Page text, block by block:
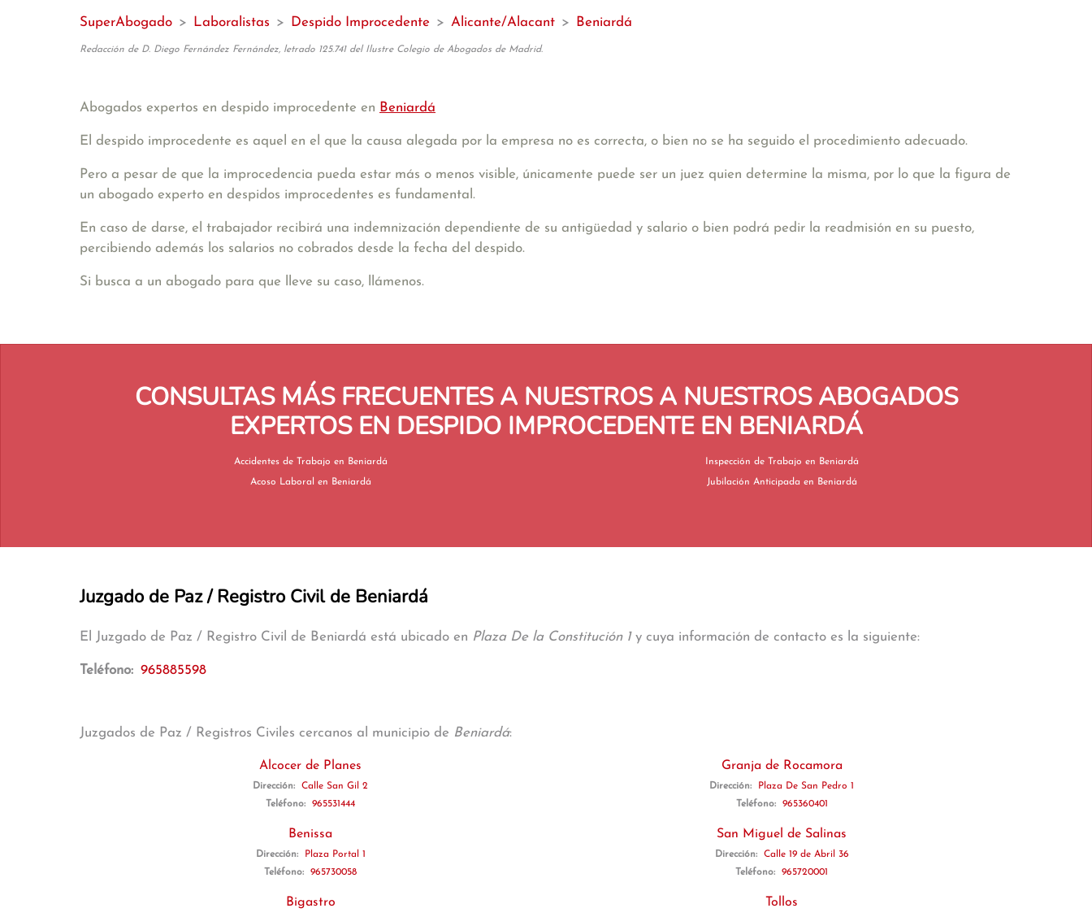
SuperAbogado > Laboralistas > Despido Improcedente > Alicante/Alacant > Beniardá
Redacción de D. Diego Fernández Fernández, letrado 125.741 del Ilustre Colegio de Abogados de Madrid.
Abogados expertos en despido improcedente en Beniardá
El despido improcedente es aquel en el que la causa alegada por la empresa no es correcta, o bien no se ha seguido el procedimiento adecuado.
Pero a pesar de que la improcedencia pueda estar más o menos visible, únicamente puede ser un juez quien determine la misma, por lo que la figura de
un abogado experto en despidos improcedentes es fundamental.
En caso de darse, el trabajador recibirá una indemnización dependiente de su antigüedad y salario o bien podrá pedir la readmisión en su puesto,
percibiendo además los salarios no cobrados desde la fecha del despido.
Si busca a un abogado para que lleve su caso, llámenos.
CONSULTAS MÁS FRECUENTES A NUESTROS A NUESTROS ABOGADOS
EXPERTOS EN DESPIDO IMPROCEDENTE EN BENIARDÁ
Accidentes de Trabajo en Beniardá
Acoso Laboral en Beniardá
Inspección de Trabajo en Beniardá
Jubilación Anticipada en Beniardá
Juzgado de Paz / Registro Civil de Beniardá
El Juzgado de Paz / Registro Civil de Beniardá está ubicado en Plaza De la Constitución 1y cuya información de contacto es la siguiente:
Teléfono: 965885598
Juzgados de Paz / Registros Civiles cercanos al municipio de Beniardá:
Alcocer de Planes
Dirección:
Calle San Gil 2
Teléfono:
965531444
Benissa
Dirección:
Plaza Portal 1
Teléfono:
965730058
Bigastro
Granja de Rocamora
Dirección:
Plaza De San Pedro 1
Teléfono:
965360401
San Miguel de Salinas
Dirección:
Calle 19 de Abril 36
Teléfono:
965720001
Tollos